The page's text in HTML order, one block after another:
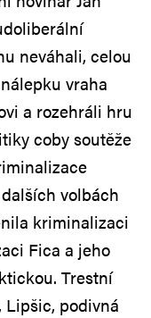
neváhali, celou
vraha
a rozehráli hru
coby soutěže
volbách
kriminalizaci
Fica a jeho
Trestní
Lipšic, podivná